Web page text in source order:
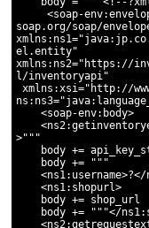
soap.org/soap/
el.entity"
xmlns:ns2="https://
l/inventoryapi"
>"""